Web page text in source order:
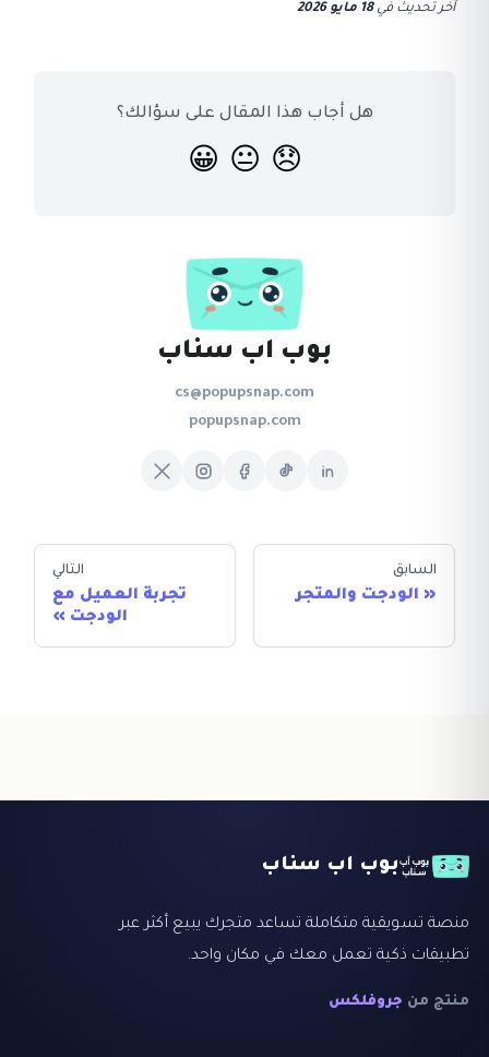
آخر تحديث في18 مايو 2026
هل أجاب هذا المقال على سؤالك؟
😞
😐
😀
بوب اب سناب
cs@popupsnap.com
popupsnap.com
السابق
الودجت والمتجر
التالي
تجربة العميل مع
الودجت
بوب اب سناب
منصة تسويقية متكاملة تساعد متجرك يبيع أكثر عبر
تطبيقات ذكية تعمل معك في مكان واحد.
منتج من جروفلكس